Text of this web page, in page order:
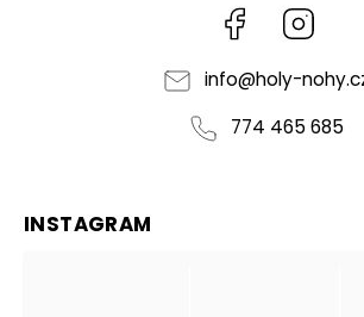
Facebook
info@holy-
774 465 685
INSTAGRAM